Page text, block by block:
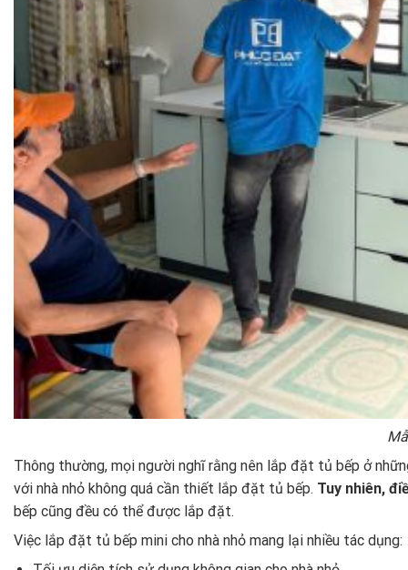
Thông thường, mọi người nghĩ rằng nên lắp đặt tủ bếp ở
với nhà nhỏ không quá cần thiết lắp đặt tủ bếp. Tuy nhiên,
bếp cũng đều có thể được lắp đặt.
Việc lắp đặt tủ bếp mini cho nhà nhỏ mang lại nhiều tác dụng: